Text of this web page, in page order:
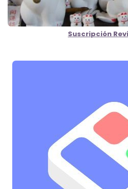
Suscripción